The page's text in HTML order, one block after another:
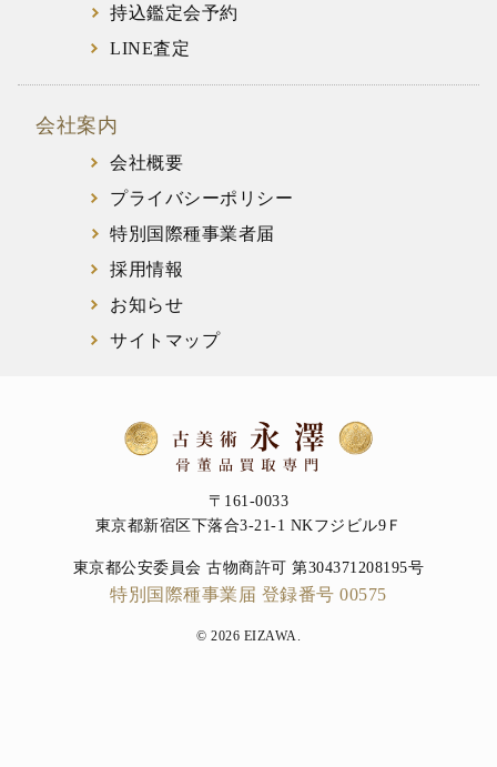
持込鑑定会予約
LINE査定
会社案内
会社概要
プライバシーポリシー
特別国際種事業者届
採用情報
お知らせ
サイトマップ
〒161-0033
東京都新宿区下落合3-21-1 NKフジビル9Ｆ
東京都公安委員会 古物商許可 第304371208195号
特別国際種事業届 登録番号 00575
© 2026 EIZAWA.